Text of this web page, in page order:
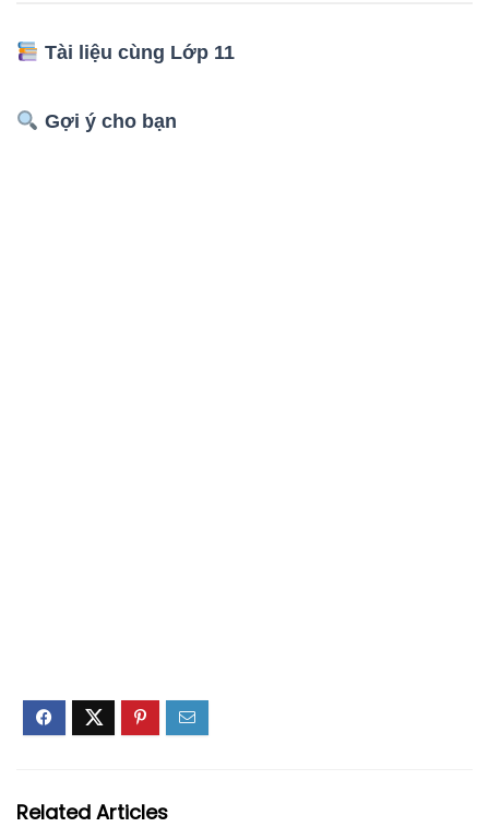
Tài liệu cùng Lớp 11
Gợi ý cho bạn
Related Articles